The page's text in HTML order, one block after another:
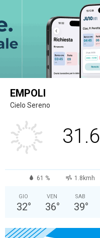
EMPOLI
Cielo Sereno
31.6
61 % 1.8kmh
GIO
32°
VEN
36°
SAB
39°